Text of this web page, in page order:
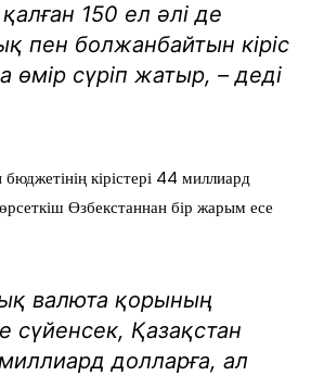
150 ел әлі де
пен болжанбайтын кіріс
өмір сүріп жатыр, – деді
кірістері 44 миллиард
Өзбекстаннан бір жарым есе
валюта қорының
сүйенсек, Қазақстан
долларға, ал